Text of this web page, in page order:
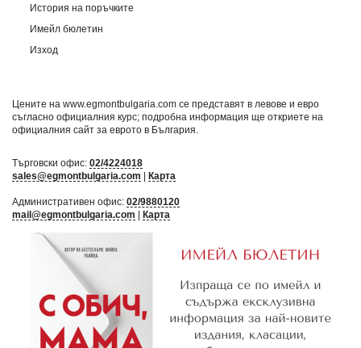
История на поръчките
Имейл бюлетин
Изход
Цените на www.egmontbulgaria.com се представят в левове и евро
съгласно официалния курс; подробна информация ще откриете на
официалния сайт за еврото в България
Търговски офис: 02/4224018
sales@egmontbulgaria.com
Карта
Административен офис: 02/9880120
mail@egmontbulgaria.com
Карта